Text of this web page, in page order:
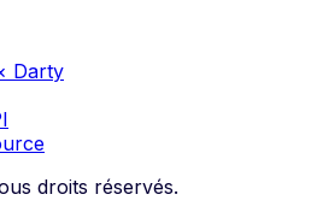
Darty
droits réservés.